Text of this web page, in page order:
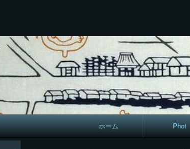
ホーム Phot